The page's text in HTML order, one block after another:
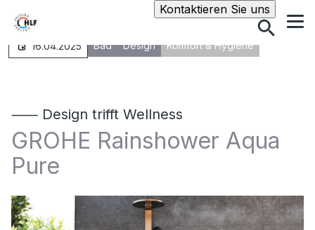
Kontaktieren Sie unsSuche
16.04.2025 Bad Design Komfort & Hygiene
⸺ Design trifft Wellness
GROHE Rainshower Aqua
Pure